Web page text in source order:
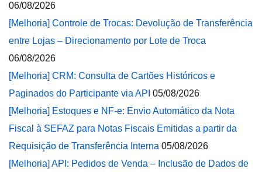
06/08/2026
[Melhoria] Controle de Trocas: Devolução de Transferência
entre Lojas – Direcionamento por Lote de Troca
06/08/2026
[Melhoria] CRM: Consulta de Cartões Históricos e
Paginados do Participante via API 05/08/2026
[Melhoria] Estoques e NF-e: Envio Automático da Nota
Fiscal à SEFAZ para Notas Fiscais Emitidas a partir da
Requisição de Transferência Interna 05/08/2026
[Melhoria] API: Pedidos de Venda – Inclusão de Dados de